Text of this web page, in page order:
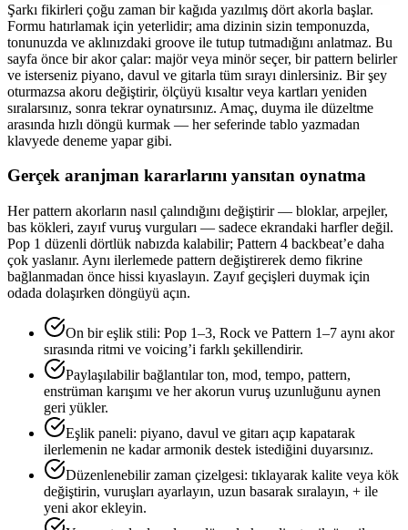
Şarkı fikirleri çoğu zaman bir kağıda yazılmış dört akorla başlar.
Formu hatırlamak için yeterlidir; ama dizinin sizin temponuzda,
tonunuzda ve aklınızdaki groove ile tutup tutmadığını anlatmaz. Bu
sayfa önce bir akor çalar: majör veya minör seçer, bir pattern belirler
ve isterseniz piyano, davul ve gitarla tüm sırayı dinlersiniz. Bir şey
oturmazsa akoru değiştirir, ölçüyü kısaltır veya kartları yeniden
sıralarsınız, sonra tekrar oynatırsınız. Amaç, duyma ile düzeltme
arasında hızlı döngü kurmak — her seferinde tablo yazmadan
klavyede deneme yapar gibi.
Gerçek aranjman kararlarını yansıtan oynatma
Her pattern akorların nasıl çalındığını değiştirir — bloklar, arpejler,
bas kökleri, zayıf vuruş vurguları — sadece ekrandaki harfler değil.
Pop 1 düzenli dörtlük nabızda kalabilir; Pattern 4 backbeat’e daha
çok yaslanır. Aynı ilerlemede pattern değiştirerek demo fikrine
bağlanmadan önce hissi kıyaslayın. Zayıf geçişleri duymak için
odada dolaşırken döngüyü açın.
On bir eşlik stili: Pop 1–3, Rock ve Pattern 1–7 aynı akor
sırasında ritmi ve voicing’i farklı şekillendirir.
Paylaşılabilir bağlantılar ton, mod, tempo, pattern,
enstrüman karışımı ve her akorun vuruş uzunluğunu aynen
geri yükler.
Eşlik paneli: piyano, davul ve gitarı açıp kapatarak
ilerlemenin ne kadar armonik destek istediğini duyarsınız.
Düzenlenebilir zaman çizelgesi: tıklayarak kalite veya kök
değiştirin, vuruşları ayarlayın, uzun basarak sıralayın, + ile
yeni akor ekleyin.